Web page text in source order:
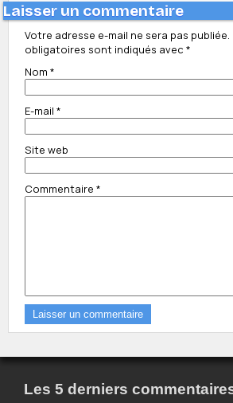
Laisser un commentaire
Votre adresse e-mail ne sera pas publiée.
obligatoires sont indiqués avec *
Nom *
E-mail *
Site web
Commentaire *
Les 5 derniers